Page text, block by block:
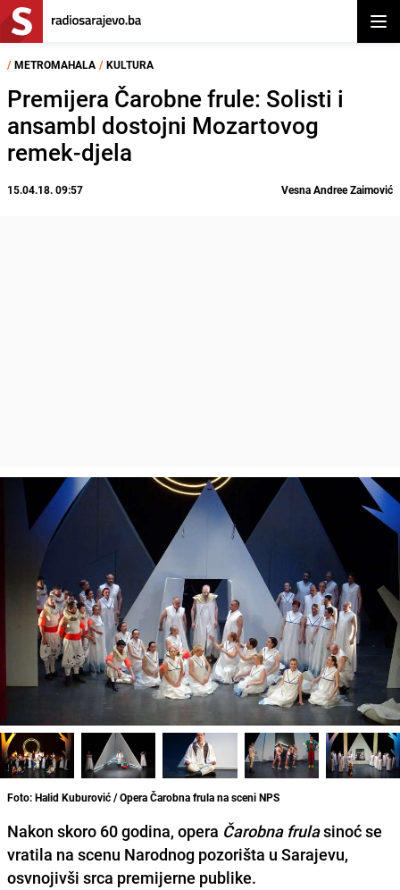
/ METROMAHALA / KULTURA
Premijera Čarobne frule: Solisti i
ansambl dostojni Mozartovog
remek-djela
15.04.18. 09:57 Vesna Andree Zaimović
Foto: Halid Kuburović / Opera Čarobna frula na sceni NPS
Nakon skoro 60 godina, opera Čarobna frulasinoć se
vratila na scenu Narodnog pozorišta u Sarajevu,
osvnojivši srca premijerne publike.